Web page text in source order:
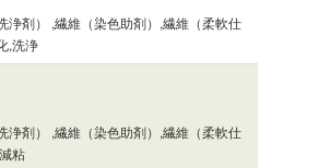
浄剤） ,繊維（染色助剤）,繊維（柔軟仕
,洗浄
浄剤） ,繊維（染色助剤）,繊維（柔軟仕
粘